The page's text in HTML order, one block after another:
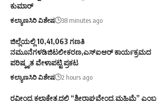
ಕುಮಾರ್
ಕಲ್ಯಾಣಸಿರಿ ವಿಶೇಷ 38 minutes ago
ಜಿಲ್ಲೆಯಲ್ಲಿ 10,41,063 ಗಣತಿ
ನಮೂನೆಗಳಡಿಜಿಟಲೀಕರಣ,ಎಸ್ಐಆರ್ ಕಾರ್ಯಕ್ರಮದ
ಪರಿಷ್ಕೃತ ವೇಳಾಪಟ್ಟಿ ಪ್ರಕಟ
ಕಲ್ಯಾಣಸಿರಿ ವಿಶೇಷ 2 hours ago
ರವೀಂದ್ರ ಕಲಾಕ್ಷೇತ್ರದಲ್ಲಿ “ಶ್ರೀರಾಘವೇಂದ್ರ ಮಹಿಮೆ” ಎಂಬ